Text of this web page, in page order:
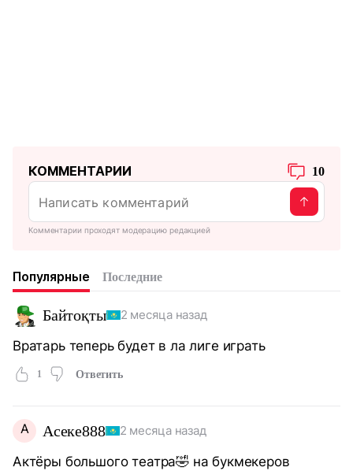
КОММЕНТАРИИ 10
Комментарии проходят модерацию редакцией
Популярные Последние
Байтоқты 2 месяца назад
Вратарь теперь будет в ла лиге играть
1 Ответить
А Асеке888 2 месяца назад
Актёры большого театра🤣 на букмекеров